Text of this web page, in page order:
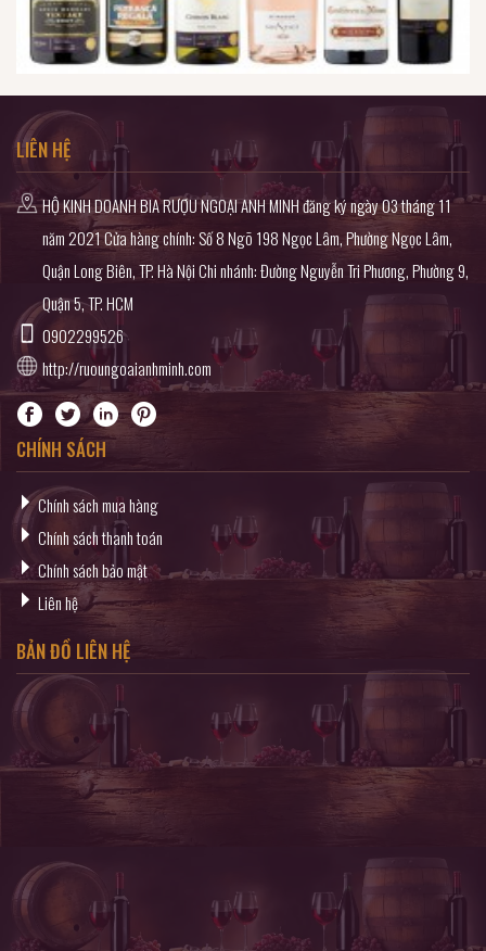
LIÊN HỆ
HỘ KINH DOANH BIA RƯỢU NGOẠI ANH MINH đăng ký ngày 03 tháng 11
năm 2021 Cửa hàng chính: Số 8 Ngõ 198 Ngọc Lâm, Phường Ngọc Lâm,
Quận Long Biên, TP. Hà Nội Chi nhánh: Đường Nguyễn Tri Phương, Phường 9,
Quận 5, TP. HCM
0902299526
http://ruoungoaianhminh.com
CHÍNH SÁCH
Chính sách mua hàng
Chính sách thanh toán
Chính sách bảo mật
Liên hệ
BẢN ĐỒ LIÊN HỆ